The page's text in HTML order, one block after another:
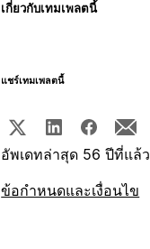
เกี่ยวกับเทมเพลตนี้
แชร์เทมเพลตนี้
อัพเดทล่าสุด 56 ปีที่แล้ว
ข้อกำหนดและเงื่อนไข